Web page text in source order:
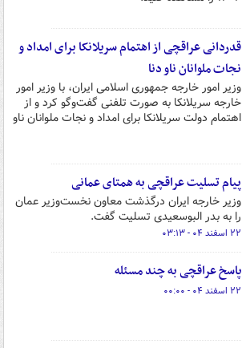
قدردانی عراقچی از اهتمام سریلانکا برای امداد و
نجات ملوانان ناو دنا
وزیر امور خارجه جمهوری اسلامی ایران، با وزیر امور
خارجه سریلانکا به صورت تلفنی گفت‌وگو کرد و از
اهتمام دولت سریلانکا برای امداد و نجات ملوانان ناو
پیام تسلیت عراقچی به همتای عمانی
وزیر خارجه ایران درگذشت معاون نخست‌وزیر عمان
را به بدر البوسعیدی تسلیت گفت.
۲۲ اسفند ۰۴ - ۰۳:۱۳
پاسخ عراقچی به چند مسئله
۲۲ اسفند ۰۴ - ۰۰:۰۰